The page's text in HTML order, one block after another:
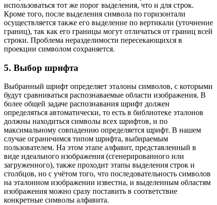
использоваться тот же порог выделения, что и для строк.
Кроме того, после выделения символа по горизонтали
осуществляется также его выделение по вертикали (уточнение
границ), так как его границы могут отличаться от границ всей
строки. Проблема неразделимости пересекающихся в
проекции символом сохраняется.
5. Выбор шрифта
Выбранный шрифт определяет эталоны символов, с которыми
будут сравниваться распознаваемые области изображения. В
более общей задаче распознавания шрифт должен
определяться автоматически, то есть в библиотеке эталонов
должны находиться символы всех шрифтов, и по
максимальному совпадению определяется шрифт. В нашем
случае ограничимся типом шрифта, выбираемым
пользователем. На этом этапе алфавит, представленный в
виде идеального изображения (сгенерированного или
загруженного), также проходит этапы выделения строк и
столбцов, но с учётом того, что последовательность символов
на эталонном изображении известна, и выделенным областям
изображения можно сразу поставить в соответствие
конкретные символы алфавита.